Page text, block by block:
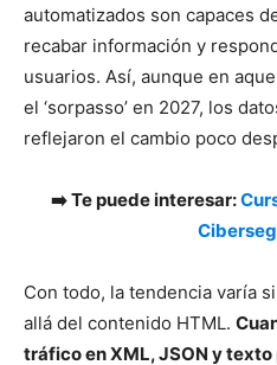
automatizados son capaces
recabar información y
usuarios. Así, aunque en
el ‘sorpasso’ en 2027, los
reflejaron el cambio poco
➡️ Te puede interesar:
Con todo, la tendencia varía
allá del contenido HTML.
tráfico en XML, JSON y